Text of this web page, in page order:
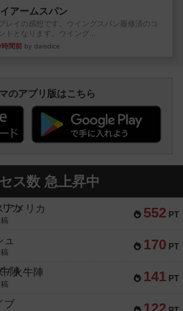
アームスパン
レイの感想です。ウイングスパン履修済のコ
トとなります。ウイング...
時間前 by daisdice
のアプリ版はこちら
ス数 急上昇中
552 PT
アメリカ
170 PT
141 PT
/ 火牛陣
ブ